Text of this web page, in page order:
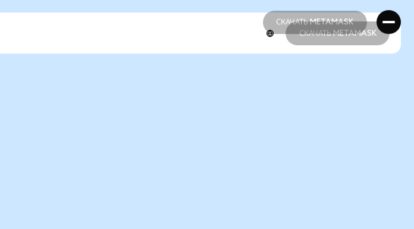
СКАЧАТЬ METAMASK
СКАЧАТЬ METAMASK
СКАЧАТЬ METAMASK